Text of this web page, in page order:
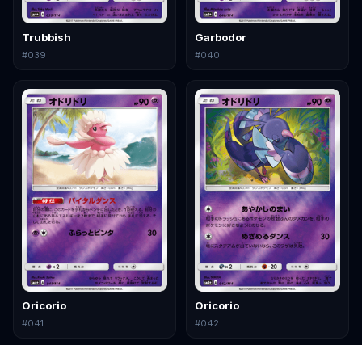
Trubbish
#039
Garbodor
#040
Oricorio
#041
Oricorio
#042